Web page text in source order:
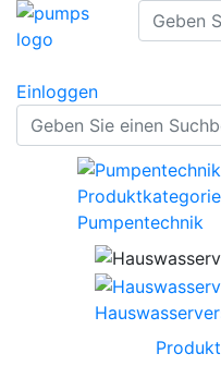
Einloggen
Pumpentechnik